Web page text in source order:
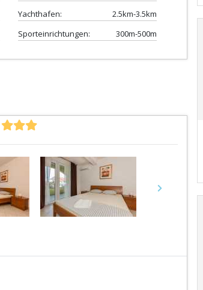
Yachthafen:
2.5km-3.5km
Sporteinrichtungen: 300m-500m
Next